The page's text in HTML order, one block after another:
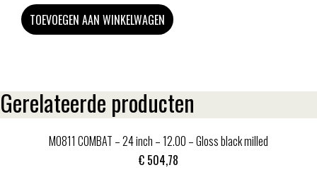
TOEVOEGEN AAN WINKELWAGEN
Gerelateerde producten
MO811 COMBAT – 24 inch – 12.00 – Gloss black milled
€ 504,78